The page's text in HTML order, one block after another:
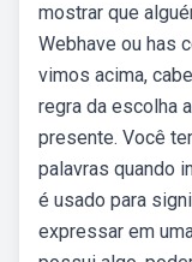
mostrar que
Webhave ou has
vimos acima,
regra da escolha
presente. Você
palavras quando
é usado para
expressar em